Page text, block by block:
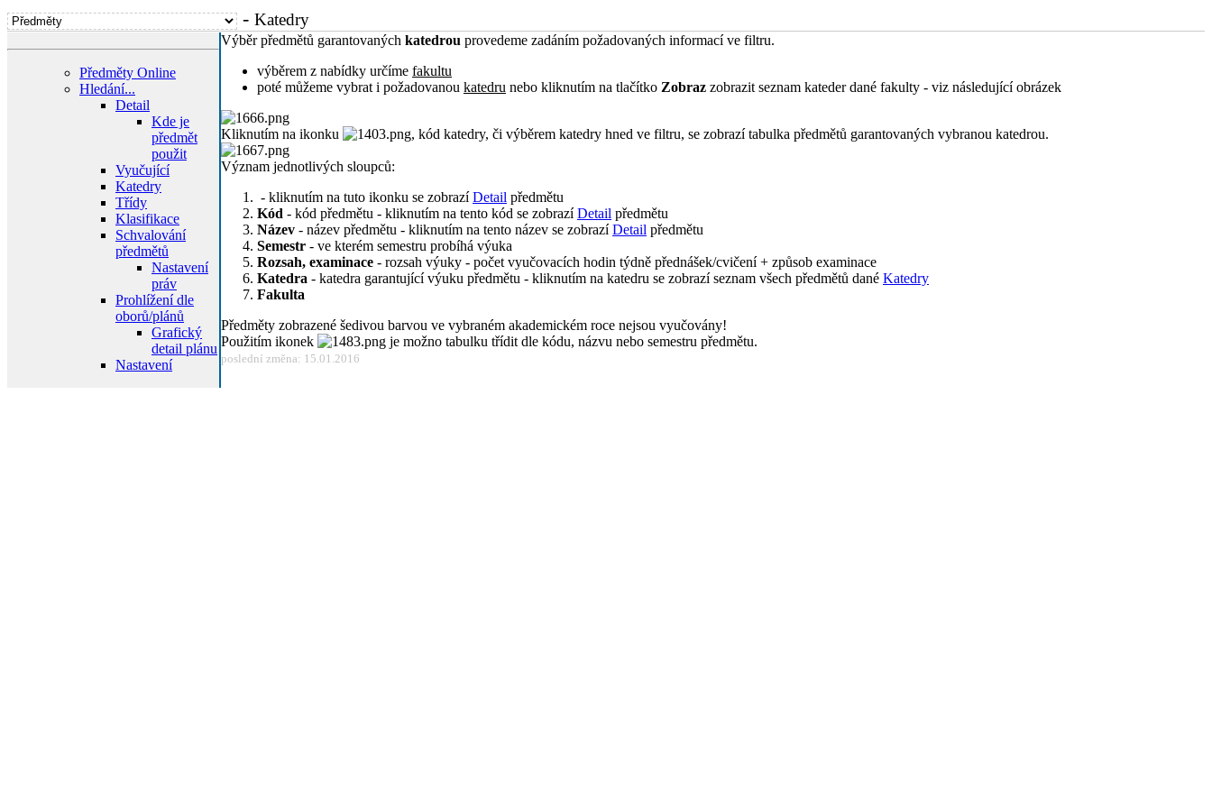
- Katedry
Předměty Online
Hledání...
Detail
Kde je
předmět
použit
Vyučující
Katedry
Třídy
Klasifikace
Schvalování
předmětů
Nastavení
práv
Prohlížení dle
oborů/plánů
Grafický
detail plánu
Nastavení
Výběr předmětů garantovaných katedrou provedeme zadáním požadovaných informací ve filtru.
výběrem z nabídky určíme fakultu
poté můžeme vybrat i požadovanou katedru nebo kliknutím na tlačítko Zobraz zobrazit seznam kateder dané fakulty - viz následující obrázek
Kliknutím na ikonku , kód katedry, či výběrem katedry hned ve filtru, se zobrazí tabulka předmětů garantovaných vybranou katedrou.
Význam jednotlivých sloupců:
- kliknutím na tuto ikonku se zobrazíDetail předmětu
Kód - kód předmětu - kliknutím na tento kód se zobrazíDetail předmětu
Název - název předmětu - kliknutím na tento název se zobrazíDetail předmětu
Semestr - ve kterém semestru probíhá výuka
Rozsah, examinace - rozsah výuky - počet vyučovacích hodin týdně přednášek/cvičení + způsob examinace
Katedra - katedra garantující výuku předmětu - kliknutím na katedru se zobrazí seznam všech předmětů dané Katedry
Fakulta
Předměty zobrazené šedivou barvou ve vybraném akademickém roce nejsou vyučovány!
Použitím ikonek
je možno tabulku třídit dle kódu, názvu nebo semestru předmětu.
poslední změna: 15.01.2016